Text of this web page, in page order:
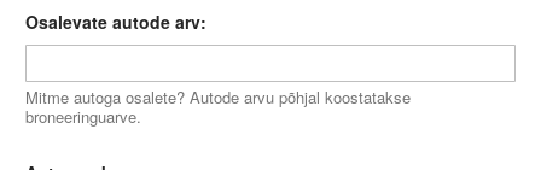
Osalevate autode arv:
Mitme autoga osalete? Autode arvu põhjal koostatakse
broneeringuarve.